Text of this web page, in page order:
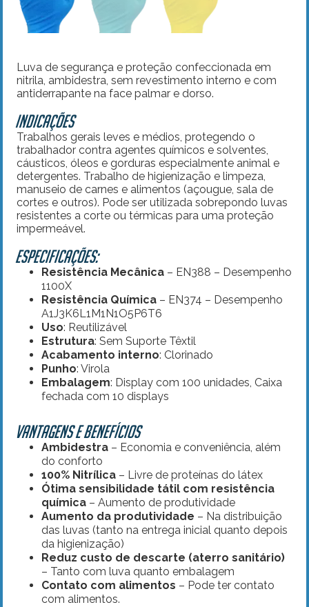
Luva de segurança e proteção confeccionada em
nitrila, ambidestra, sem revestimento interno e com
antiderrapante na face palmar e dorso.
Indicações
Trabalhos gerais leves e médios, protegendo o
trabalhador contra agentes químicos e solventes,
cáusticos, óleos e gorduras especialmente animal e
detergentes. Trabalho de higienização e limpeza,
manuseio de carnes e alimentos (açougue, sala de
cortes e outros). Pode ser utilizada sobrepondo luvas
resistentes a corte ou térmicas para uma proteção
impermeável.
Especificações:
Resistência Mecânica – EN388 – Desempenho
1100X
Resistência Química – EN374 – Desempenho
A1J3K6L1M1N1O5P6T6
Uso: Reutilizável
Estrutura: Sem Suporte Têxtil
Acabamento interno: Clorinado
Punho: Virola
Embalagem: Display com 100 unidades, Caixa
fechada com 10 displays
Vantagens e Benefícios
Ambidestra – Economia e conveniência, além
do conforto
100% Nitrílica – Livre de proteínas do látex
Ótima sensibilidade tátil com resistência
química – Aumento de produtividade
Aumento da produtividade – Na distribuição
das luvas (tanto na entrega inicial quanto depois
da higienização)
Reduz custo de descarte (aterro sanitário)
– Tanto com luva quanto embalagem
Contato com alimentos – Pode ter contato
com alimentos.